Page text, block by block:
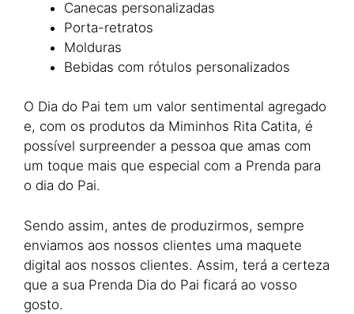
Canecas personalizadas
Porta-retratos
Molduras
Bebidas com rótulos personalizados
O Dia do Pai tem um valor sentimental agregado
e, com os produtos da Miminhos Rita Catita, é
possível surpreender a pessoa que amas com
um toque mais que especial com a Prenda para
o dia do Pai.
Sendo assim, antes de produzirmos, sempre
enviamos aos nossos clientes uma maquete
digital aos nossos clientes. Assim, terá a certeza
que a sua Prenda Dia do Pai ficará ao vosso
gosto.